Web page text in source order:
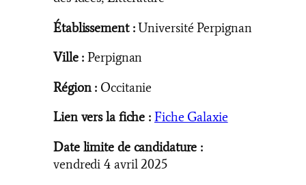
Établissement :Université Perpignan
Ville : Perpignan
Région : Occitanie
Lien vers la fiche : Fiche Galaxie
Date limite de candidature :
vendredi 4 avril 2025